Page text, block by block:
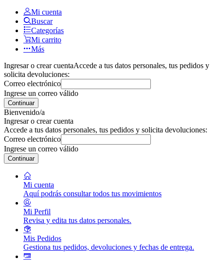
Mi cuenta
Buscar
Categorías
Mi carrito
Más
Ingresar o crear cuentaAccede a tus datos personales, tus pedidos y
solicita devoluciones:
Correo electrónico
Ingrese un correo válido
Continuar
Bienvenido/a
Ingresar o crear cuenta
Accede a tus datos personales, tus pedidos y solicita devoluciones:
Correo electrónico
Ingrese un correo válido
Continuar
Mi cuenta
Aquí podrás consultar todos tus movimientos
Mi Perfil
Revisa y edita tus datos personales.
Mis Pedidos
Gestiona tus pedidos, devoluciones y fechas de entrega.